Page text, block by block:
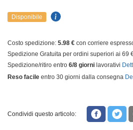
Disponibile
Costo spedizione: 5.98 € con corriere
Spedizione Gratuita per ordini superiori ai 69
Spedizione/ritiro entro 6/8 giorni lavorativi
Reso facile entro 30 giorni dalla consegna
Condividi questo articolo: